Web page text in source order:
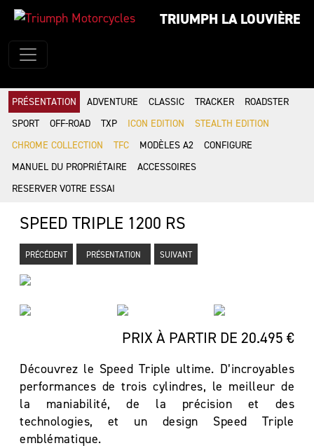
TRIUMPH LA LOUVIÈRE
PRÉSENTATION ADVENTURE CLASSIC TRACKER
ROADSTER
SPORT
OFF-ROAD TXP ICON EDITION
STEALTH EDITION
CHROME COLLECTION
TFC MODÈLES A2
CONFIGURE
MANUEL DU PROPRIÉTAIRE
ACCESSOIRES
RESERVER VOTRE ESSAI
SPEED TRIPLE 1200 RS
PRÉCÉDENT PRÉSENTATION SUIVANT
PRIX À PARTIR DE 20.495 €
Découvrez le Speed Triple ultime. D’incroyables
performances de trois cylindres, le meilleur de
la maniabilité, de la précision et des
technologies, et un design Speed Triple
emblématique.